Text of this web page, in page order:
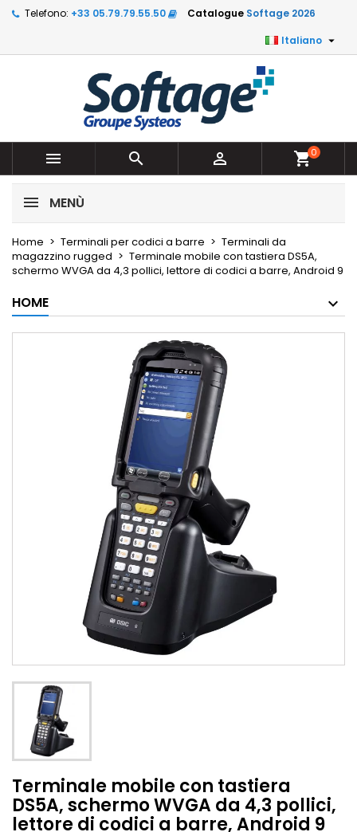
Telefono: +33 05.79.79.55.50 Catalogue Softage 2026
Italiano 
   shopping_cart0
MENÙ
Home Terminali per codici a barre
Terminali da
magazzino rugged
Terminale mobile con tastiera DS5A,
schermo WVGA da 4,3 pollici, lettore di codici a barre, Android 9
HOME
Terminale mobile con tastiera
DS5A, schermo WVGA da 4,3 pollici,
lettore di codici a barre, Android 9